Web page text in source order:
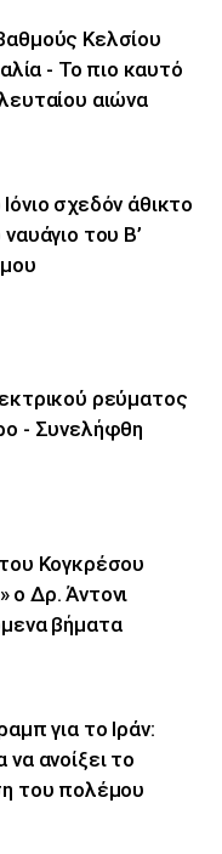
Κελσίου
- Το πιο καυτό
αιώνα
σχεδόν άθικτο
του Β’
ρεύματος
- Συνελήφθη
Κογκρέσου
ο Δρ. Άντονι
βήματα
για το Ιράν:
ανοίξει το
του πολέμου